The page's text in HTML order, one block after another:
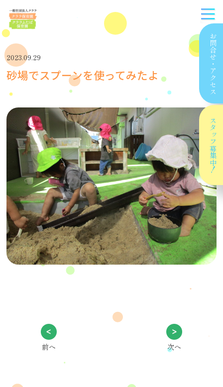
お問合せ
・
アクセス
スタッフ
募集中！
2023.09.29
砂場でスプーンを使ってみたよ
前へ 次へ